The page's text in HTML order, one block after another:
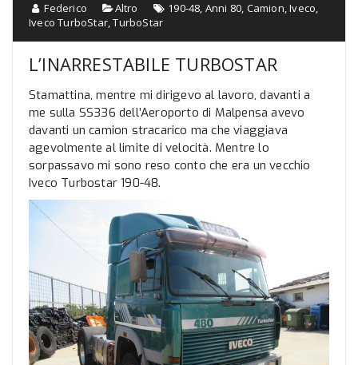
Federico Altro 190-48, Anni 80, Camion,Iveco,
Iveco TurboStar,TurboStar
L’INARRESTABILE TURBOSTAR
Stamattina, mentre mi dirigevo al lavoro, davanti a
me sulla SS336 dell’Aeroporto di Malpensa avevo
davanti un camion stracarico ma che viaggiava
agevolmente al limite di velocità. Mentre lo
sorpassavo mi sono reso conto che era un vecchio
Iveco Turbostar 190-48.